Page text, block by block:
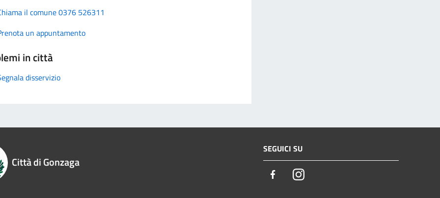
il comune 0376 526311
un appuntamento
in città
disservizio
Città di Gonzaga
SEGUICI SU
FacebookInstagram